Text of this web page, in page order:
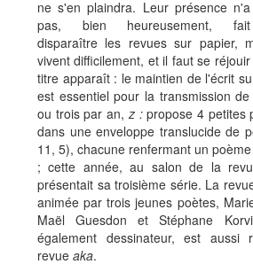
ne s'en plaindra. Leur présence n'a
pas, bien heureusement, fait
disparaître les revues sur papier,
vivent difficilement, et il faut se
titre apparaît : le maintien de l'écrit
est essentiel pour la transmission
ou trois par an,z :propose 4 petites
dans une enveloppe translucide de
11, 5), chacune renfermant un
; cette année, au salon de la
présentait sa troisième série. La
animée par trois jeunes poètes,
Maël Guesdon et Stéphane
également dessinateur, est aussi
revue aka.